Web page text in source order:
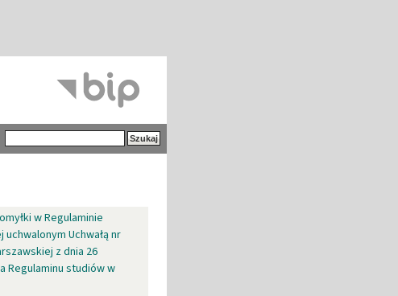
w Regulaminie
Uchwałą nr
z dnia 26
Regulaminu studiów w